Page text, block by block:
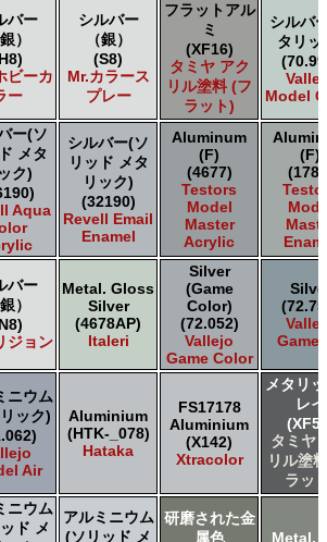
Oleum Group Testors Model Master
Supply SMS
ガイア エナメル カラー
ガイアカラー
アクリル塗料
アクリル塗料 (フラット)
エアーモデルスプレー
エナメル塗料
トップコート/サーフェイサー/プライマー
ラッカー塗料
スプレー
プレー
Mr.カラー
Mr.カラー GX
Mr.カラー 色ノ源
ス Mr.カラー スーパーメタリック
ス Mr.カラー スーパーメタリック 2
Mr.カラースプレー
Mr.クリアカラーGX
Mr.クリスタルカラー
ス Mr.サーフェイサー/プライマー
バー
）
ビーカ
ー
シルバー
（銀）
(S8)
Mr.カラース
プレー
フラットアル
ミ
(XF16)
タミヤ アク
リル塗料 (フ
ラット)
シルバ
タリッ
Model
ー(ソ
メタ
ク)
Aqua
シルバー(ソ
リッド メタ
リック)
(32190)
Revell Email
Enamel
Aluminum
(F)
(4677)
Testors
Model
Master
Acrylic
(F)
バー
）
ジョン
Metal. Gloss
Silver
(4678AP)
Italeri
Silver
(Game
Color)
(72.052)
Vallejo
Game Color
Game
ニウム
ック)
Air
Aluminium
(HTK-_078)
Hataka
FS17178
Aluminium
(X142)
Xtracolor
メタリ
レイ
タミヤ
リル塗
ラッ
ニウム
ド メ
アルミニウム
(ソリッド メ
研磨された金
属色
Metal.